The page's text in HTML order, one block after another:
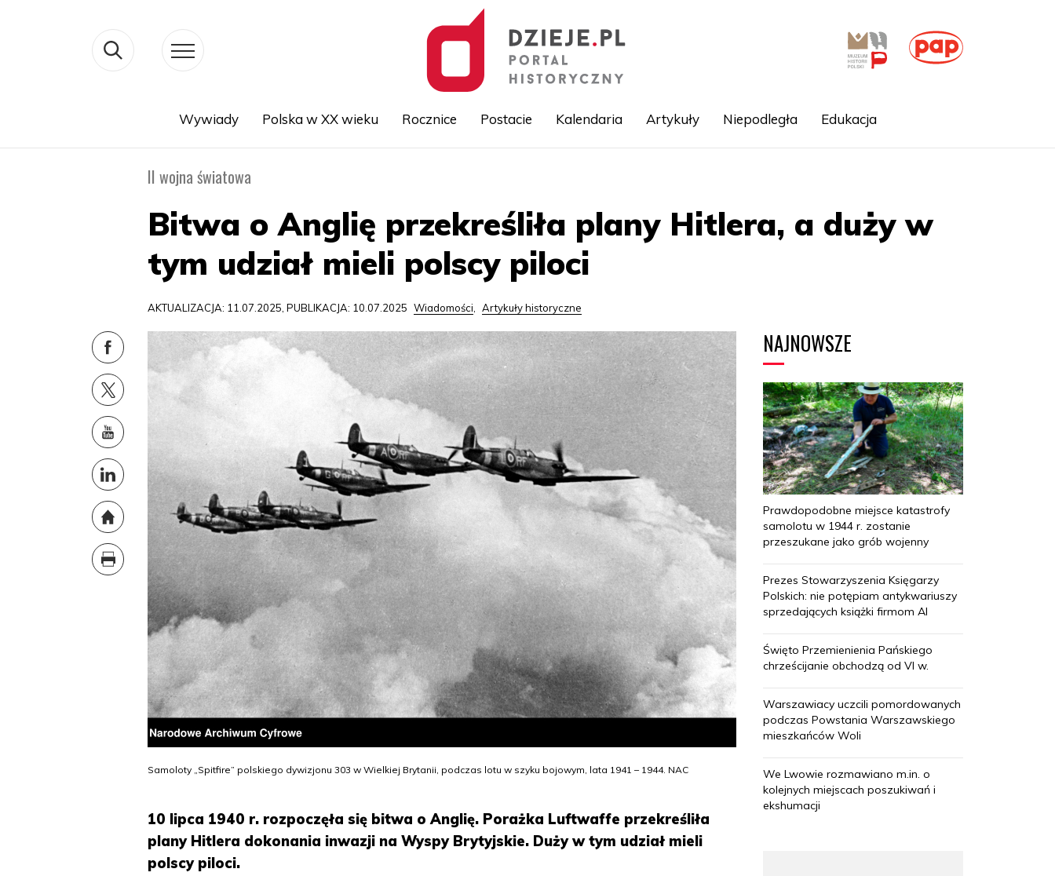
treści
Wywiady Polska w XX wieku Rocznice Postacie Kalendaria Artykuły Niepodległa Edukacja
II wojna światowa
Bitwa o Anglię przekreśliła plany Hitlera, a duży w
tym udział mieli polscy piloci
AKTUALIZACJA: 11.07.2025, PUBLIKACJA: 10.07.2025 Wiadomości, Artykuły historyczne
Samoloty „Spitfire” polskiego dywizjonu 303 w Wielkiej Brytanii, podczas lotu w szyku bojowym, lata 1941 – 1944. NAC
10 lipca 1940 r. rozpoczęła się bitwa o Anglię. Porażka Luftwaffe przekreśliła
plany Hitlera dokonania inwazji na Wyspy Brytyjskie. Duży w tym udział mieli
polscy piloci.
NAJNOWSZE
Prawdopodobne miejsce katastrofy
samolotu w 1944 r. zostanie
przeszukane jako grób wojenny
Prezes Stowarzyszenia Księgarzy
Polskich: nie potępiam antykwariuszy
sprzedających książki firmom AI
Święto Przemienienia Pańskiego
chrześcijanie obchodzą od VI w.
Warszawiacy uczcili pomordowanych
podczas Powstania Warszawskiego
mieszkańców Woli
We Lwowie rozmawiano m.in. o
kolejnych miejscach poszukiwań i
ekshumacji